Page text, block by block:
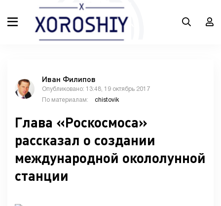
Иван Филипов
Опубликовано: 13:48, 19 октябрь 2017
По материалам:
chistovik
Глава «Роскосмоса»
рассказал о создании
международной окололунной
станции